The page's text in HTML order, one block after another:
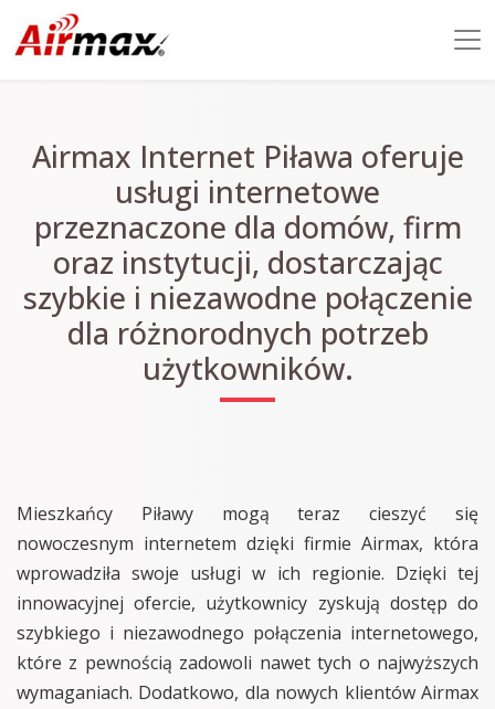
Airmax Internet Piława oferuje
usługi internetowe
przeznaczone dla domów, firm
oraz instytucji, dostarczając
szybkie i niezawodne połączenie
dla różnorodnych potrzeb
użytkowników.
Mieszkańcy Piławy mogą teraz cieszyć się
nowoczesnym internetem dzięki firmie Airmax, która
wprowadziła swoje usługi w ich regionie. Dzięki tej
innowacyjnej ofercie, użytkownicy zyskują dostęp do
szybkiego i niezawodnego połączenia internetowego,
które z pewnością zadowoli nawet tych o najwyższych
wymaganiach. Dodatkowo, dla nowych klientów Airmax